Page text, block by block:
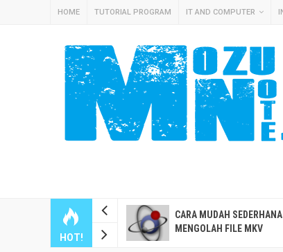
HOME TUTORIAL PROGRAM IT AND COMPUTER
HOT!
CEPAT INSTALL
OS DI
CARA MUDAH SEDERHANA
MENGOLAH FILE MKV